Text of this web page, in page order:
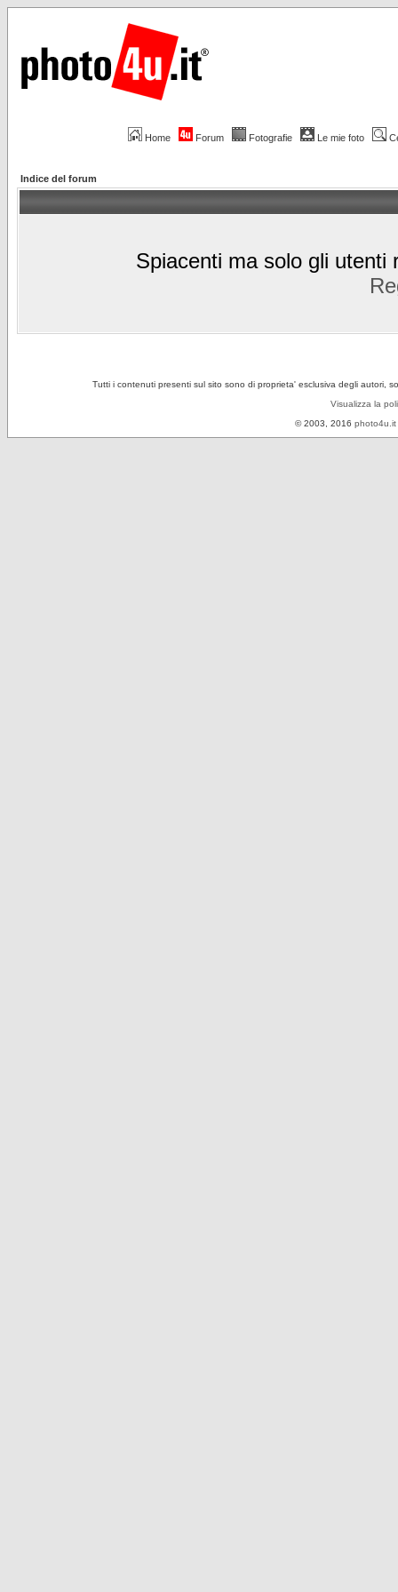
Home Forum Fotografie Le mie foto
Indice del forum
Spiacenti ma solo gli utenti
Tutti i contenuti presenti sul sito sono di proprieta' esclusiva degli autori,
Visualizza la
© 2003, 2016 photo4u.it